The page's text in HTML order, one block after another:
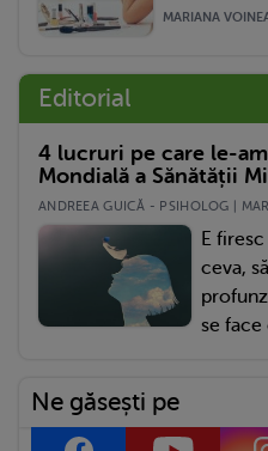
MARIANA
Editorial
4 lucruri pe care le-
Mondială a Sănătății
ANDREEA GUICĂ - PSIHOLOG |
E
ceva,
se face
Ne găsești pe